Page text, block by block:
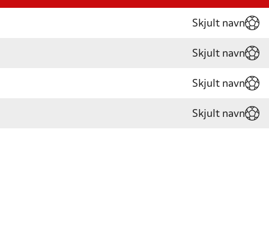
Skjult navn
Skjult navn
Skjult navn
Skjult navn